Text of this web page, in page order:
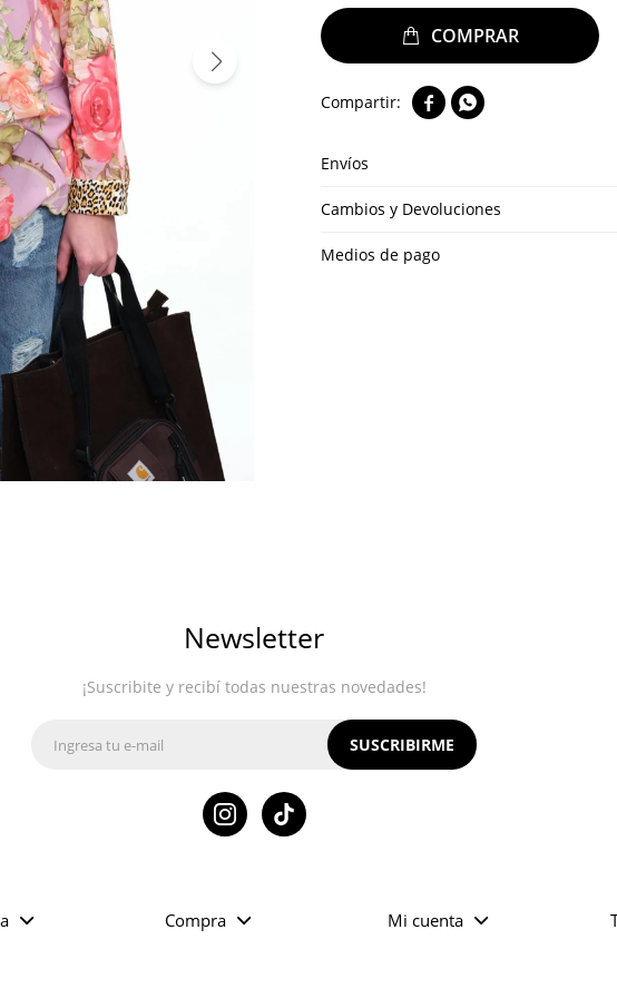
 
Envíos
Cambios y Devoluciones
Medios de pago
Compra Mi cuenta
Newsletter
¡Suscribite y recibí todas nuestras novedades!
SUSCRIBIRME
